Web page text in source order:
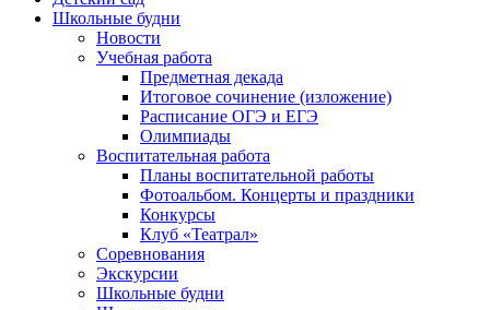
Школьные будни
Новости
Учебная работа
Предметная декада
Итоговое сочинение (изложение)
Расписание ОГЭ и ЕГЭ
Олимпиады
Воспитательная работа
Планы воспитательной работы
Фотоальбом. Концерты и праздники
Конкурсы
Клуб «Театрал»
Соревнования
Экскурсии
Школьные будни